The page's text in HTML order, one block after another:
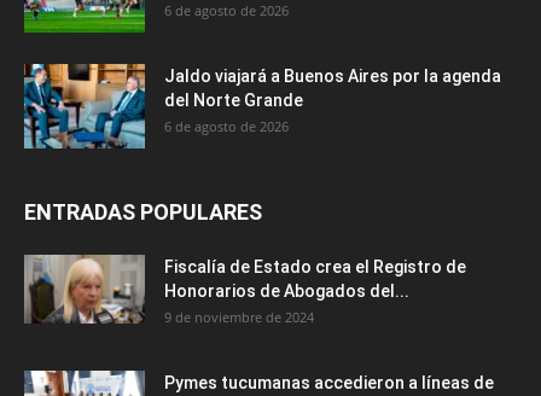
6 de agosto de 2026
Jaldo viajará a Buenos Aires por la agenda
del Norte Grande
6 de agosto de 2026
ENTRADAS POPULARES
Fiscalía de Estado crea el Registro de
Honorarios de Abogados del...
9 de noviembre de 2024
Pymes tucumanas accedieron a líneas de